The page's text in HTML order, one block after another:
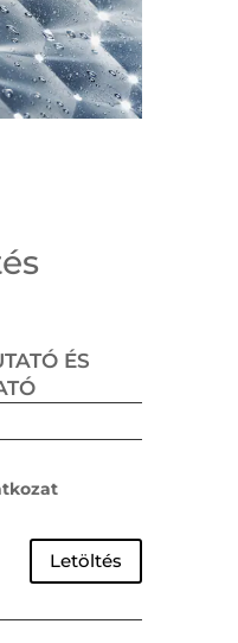
ÉS
Letöltés